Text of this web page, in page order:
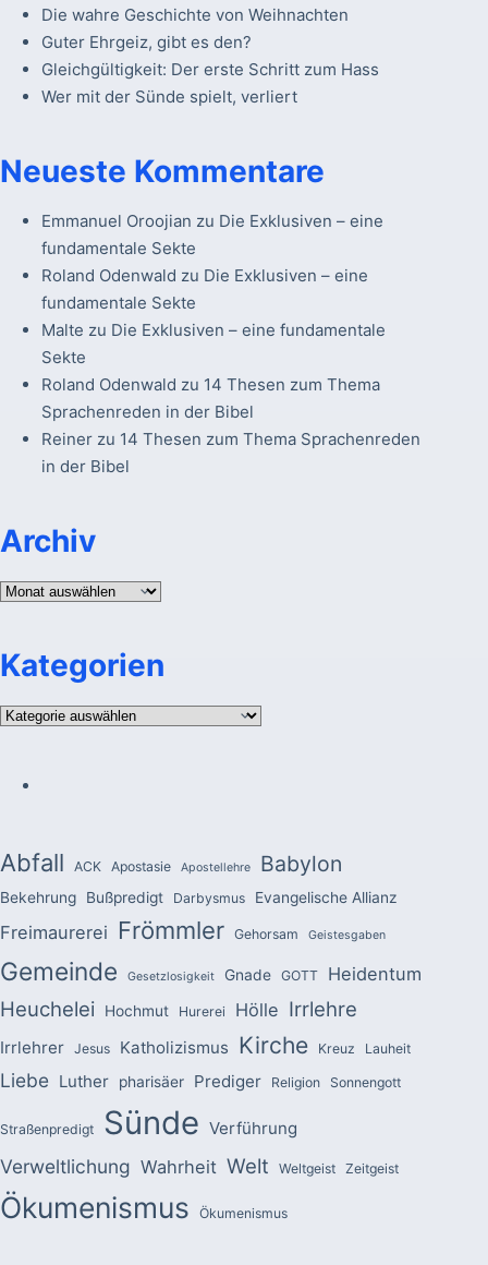
Die wahre Geschichte von Weihnachten
Guter Ehrgeiz, gibt es den?
Gleichgültigkeit: Der erste Schritt zum Hass
Wer mit der Sünde spielt, verliert
Neueste Kommentare
Emmanuel Oroojian zu Die Exklusiven – eine
fundamentale Sekte
Roland Odenwald zu Die Exklusiven – eine
fundamentale Sekte
Malte zu Die Exklusiven – eine fundamentale
Sekte
Roland Odenwald zu 14 Thesen zum Thema
Sprachenreden in der Bibel
Reinerzu 14 Thesen zum Thema Sprachenreden
in der Bibel
Archiv
Archiv
Kategorien
Kategorien
Abfall ACK Apostasie Apostellehre Babylon
Bekehrung Bußpredigt Darbysmus Evangelische Allianz
Freimaurerei Frömmler Gehorsam Geistesgaben
Gemeinde Gesetzlosigkeit Gnade GOTT Heidentum
Heuchelei Hochmut Hurerei Hölle Irrlehre
Irrlehrer Jesus Katholizismus Kirche Kreuz Lauheit
Liebe Luther pharisäer Prediger Religion Sonnengott
Straßenpredigt Sünde Verführung
Verweltlichung Wahrheit Welt Weltgeist Zeitgeist
Ökumenismus Ökumenismus